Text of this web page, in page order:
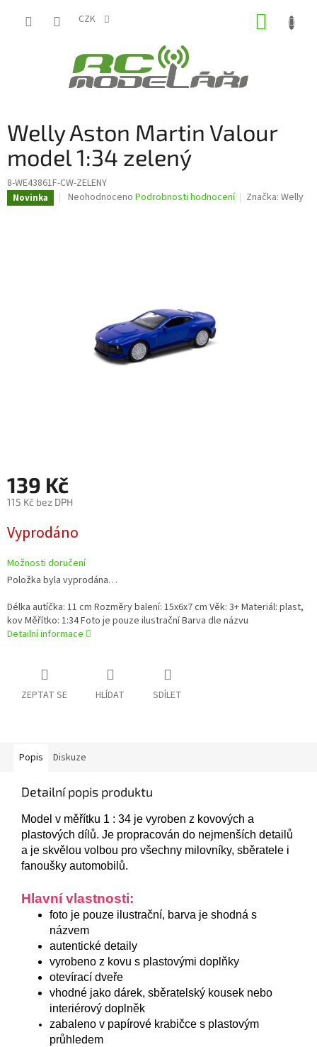
CZK
Welly Aston Martin Valour
model 1:34 zelený
8-WE43861F-CW-ZELENY
Novinka
Průměrné
Neohodnoceno Podrobnosti hodnocení Značka:Welly
139 Kč
115 Kč bez DPH
cena:
Vyprodáno
Možnosti doručení
Položka byla vyprodána…
Délka autíčka: 11 cm Rozměry balení: 15x6x7 cm Věk: 3+ Materiál: plast,
kov Měřítko: 1:34 Foto je pouze ilustrační Barva dle názvu
Detailní informace
ZEPTAT SE HLÍDAT SDÍLET
Popis Diskuze
Detailní popis produktu
Model v měřítku 1 : 34 je vyroben z kovových a
plastových dílů. Je propracován do nejmenších detailů
a je skvělou volbou pro všechny milovníky, sběratele i
fanoušky automobilů.
Hlavní vlastnosti:
foto je pouze ilustrační, barva je shodná s
názvem
autentické detaily
vyrobeno z kovu s plastovými doplňky
otevírací dveře
vhodné jako dárek, sběratelský kousek nebo
interiérový doplněk
zabaleno v papírové krabičce s plastovým
průhledem